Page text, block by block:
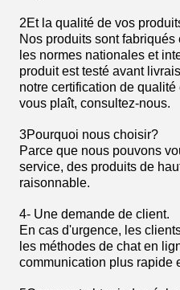
2Et la qualité de vos
Nos produits sont
les normes nationales et
produit est testé avant
notre certification de qualité
vous plaît, consultez-nous.
3Pourquoi nous choisir?
Parce que nous pouvons
service, des produits de
raisonnable.
4- Une demande de client.
En cas d'urgence, les
les méthodes de chat en
communication plus rapide